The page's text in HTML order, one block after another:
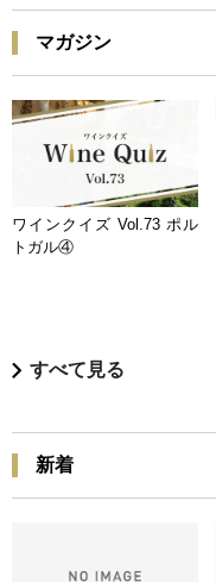
マガジン
ワインクイズ Vol.73 ポル
トガル④
すべて見る
新着